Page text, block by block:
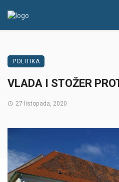
POLITIKA
VLADA I STOŽER
27 listopada, 2020